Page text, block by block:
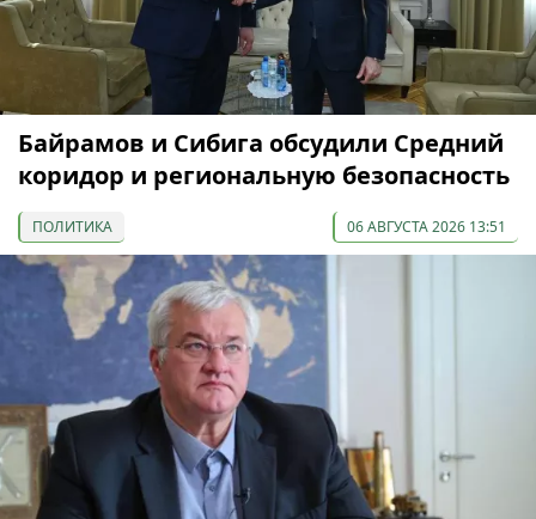
Байрамов и Сибига обсудили Средний
коридор и региональную безопасность
ПОЛИТИКА 06 АВГУСТА 2026 13:51